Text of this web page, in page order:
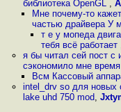
библиотека OpenGL ,
Мне почему-то
частью драйвера У
т е у мопеда
тебя всё работает
я бы читал сей пост с
сэкономило мне время
Всм Кассовый
intel_drv so для новых
lake uhd 750 mod,